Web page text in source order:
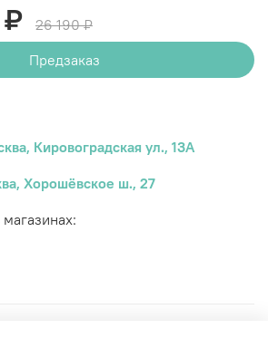
₽
26 190 ₽
Предзаказ
Кировоградская ул., 13А
Хорошёвское ш., 27